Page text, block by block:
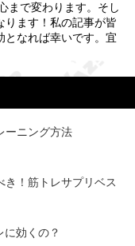
まで変わります。そし
ります！私の記事が皆
となれば幸いです。宜
ーニング方法
き！筋トレサプリベス
に効くの？